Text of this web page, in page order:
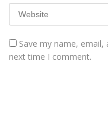
Save my name,
next time I comment.